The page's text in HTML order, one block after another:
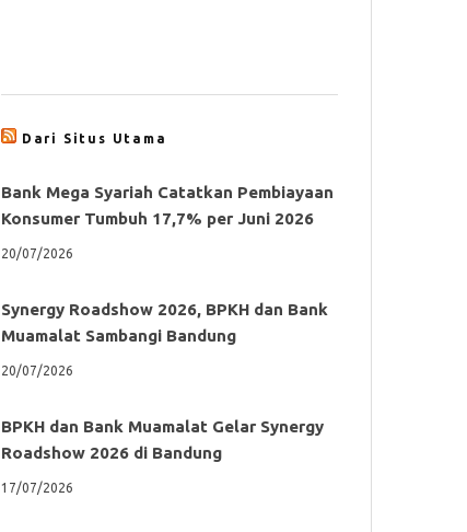
Dari Situs Utama
Bank Mega Syariah Catatkan Pembiayaan
Konsumer Tumbuh 17,7% per Juni 2026
20/07/2026
Synergy Roadshow 2026, BPKH dan Bank
Muamalat Sambangi Bandung
20/07/2026
BPKH dan Bank Muamalat Gelar Synergy
Roadshow 2026 di Bandung
17/07/2026